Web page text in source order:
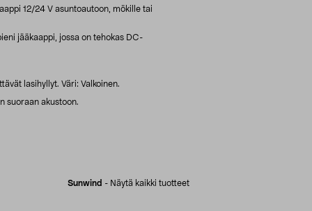
12/24 V asuntoautoon, mökille tai
jääkaappi, jossa on tehokas DC-
lasihyllyt. Väri: Valkoinen.
suoraan akustoon.
Sunwind - Näytä kaikki tuotteet